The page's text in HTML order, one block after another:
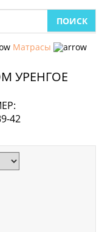
Матрасы
УРЕНГОЕ
42